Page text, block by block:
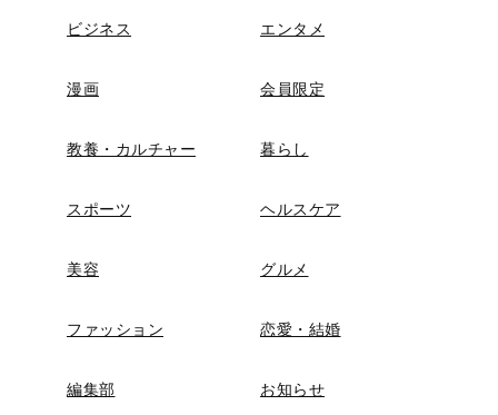
ビジネス エンタメ
漫画 会員限定
教養・カルチャー 暮らし
スポーツ ヘルスケア
美容 グルメ
ファッション 恋愛・結婚
編集部 お知らせ